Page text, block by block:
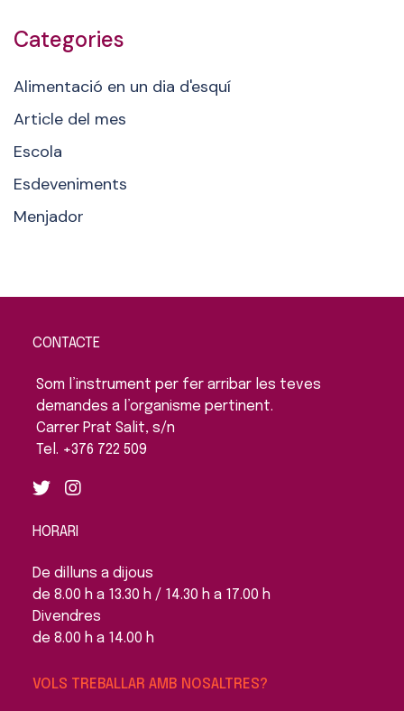
Categories
Alimentació en un dia d'esquí
Article del mes
Escola
Esdeveniments
Menjador
CONTACTE
Som l’instrument per fer arribar les teves
demandes a l’organisme pertinent.
Carrer Prat Salit, s/n
Tel. +376 722 509
HORARI
De dilluns a dijous
de 8.00 h a 13.30 h / 14.30 h a 17.00 h
Divendres
de 8.00 h a 14.00 h
VOLS TREBALLAR AMB NOSALTRES?